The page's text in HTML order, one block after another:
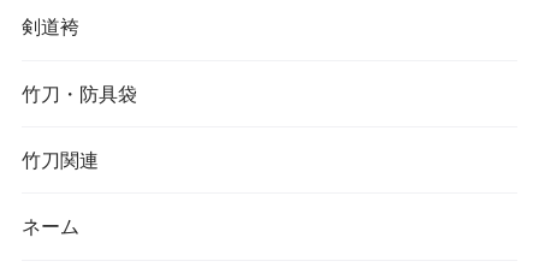
剣道袴
竹刀・防具袋
竹刀関連
ネーム